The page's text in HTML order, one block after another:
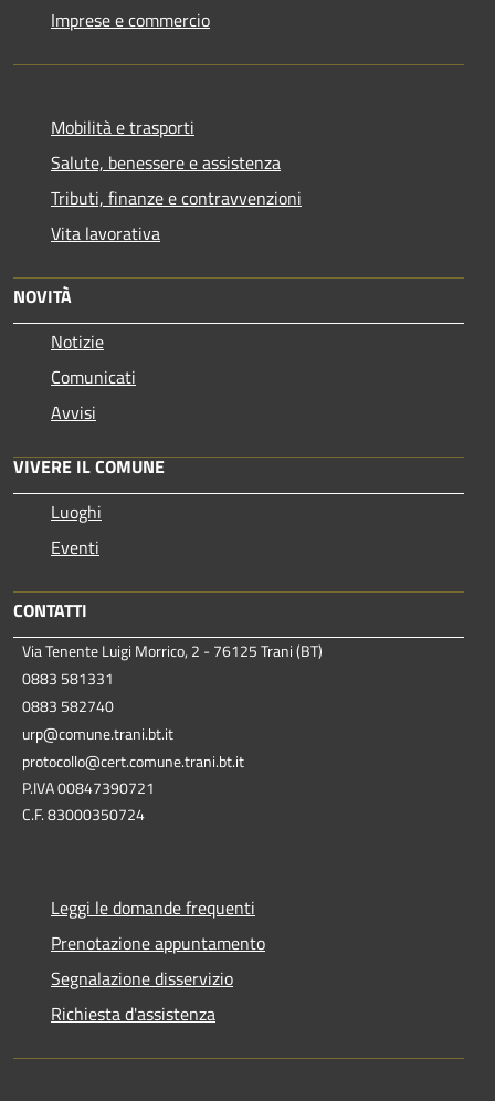
Imprese e commercio
Mobilità e trasporti
Salute, benessere e assistenza
Tributi, finanze e contravvenzioni
Vita lavorativa
NOVITÀ
Notizie
Comunicati
Avvisi
VIVERE IL COMUNE
Luoghi
Eventi
CONTATTI
Via Tenente Luigi Morrico, 2 - 76125 Trani (BT)
0883 581331
0883 582740
urp@comune.trani.bt.it
protocollo@cert.comune.trani.bt.it
P.IVA 00847390721
C.F. 83000350724
Leggi le domande frequenti
Prenotazione appuntamento
Segnalazione disservizio
Richiesta d'assistenza